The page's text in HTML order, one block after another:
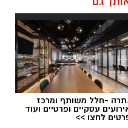
מיוחדים
ויצירתיות.
מועמד או מועמדת
להובלת
של אחד ממוסדות
מסוכנים
מרכז
-חלל משותף ומרכז
עסקיים ופרטיים ועוד
לחצו >>